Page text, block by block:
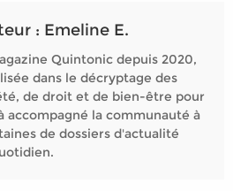
: Emeline E.
Quintonic depuis 2020,
dans le décryptage des
de droit et de bien-être pour
accompagné la communauté à
de dossiers d'actualité